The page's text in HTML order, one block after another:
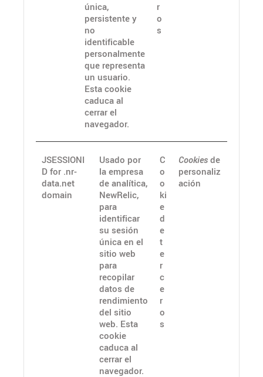
única,
persistente y
no
identificable
personalmente
que representa
un usuario.
Esta cookie
caduca al
cerrar el
navegador.
r
o
s
JSESSIONI
D for .nr-
data.net
domain
Usado por
la empresa
de analítica,
NewRelic,
para
identificar
su sesión
única en el
sitio web
para
recopilar
datos de
rendimiento
del sitio
web. Esta
cookie
caduca al
cerrar el
navegador.
C
o
o
ki
e
d
e
t
e
r
c
e
r
o
s
Cookies de
personaliz
ación